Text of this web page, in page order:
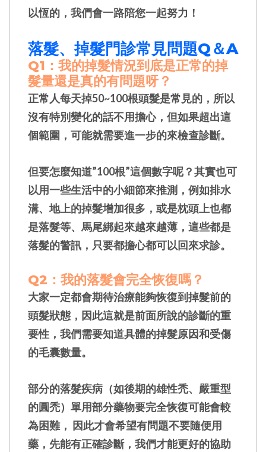
以恆的，我們會一路陪您一起努力！
落髮、掉髮門診常見問題Q＆A
Q1： 我的掉髮情況到底是正常的掉
髮量還是真的有問題呀？
正常人每天掉50~100根頭髮是常見的，所以
沒有特別變化的話不用擔心，但如果超出這
個範圍，可能就需要進一步的來檢查診斷。
但要怎麼知道”100根”這個數字呢？其實也可
以用一些生活中的小細節來推測，例如排水
溝、地上的掉髮增加很多，或是枕頭上也都
是落髮等、馬尾綁起來越來越薄，這些都是
落髮的警訊，只要都擔心都可以回來求診。
Q2： 我的落髮會完全恢復嗎？
大家一定都會期待治療能夠恢復到掉髮前的
頭髮狀態，因此這就是前面所說的診斷的重
要性，我們需要知道具體的掉髮原因和受傷
的毛囊數量。
部分的落髮疾病（如後期的雄性禿、嚴重型
的圓禿）單用部分藥物要完全恢復可能會較
為困難， 因此才會希望有問題不要隨便用
藥，先能有正確診斷，我們才能更好的協助